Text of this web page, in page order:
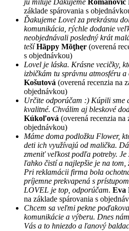
ju miluje Ďakujeme Romanovic
základe spárovania s
Ďakujeme Lovel za prekrásnu
komunikácia, rýchle dodanie
neobjednávali posledný krát
tešíHãppy Mõţhęr (overená
s objednávkou)
Lovel je láska. Krásne vecičky,
izbičkám tu správnu atmosféru
Košutová (overená recenzia na
objednávkou)
Určite odporúčam :) Kúpili sme
kvalitné. Chválim aj bleskové
Kúkoľová (overená recenzia na
objednávkou)
Máme doma podložku Flower,
deti ich využívajú od malička.
zmeniť veľkost podľa potreby.
ľahko čistí a najlepšie je na tom,
Pri reklamácii firma bola
príjemne prekvapená s
LOVEL je top, odporúčam. Eva
na základe spárovania s
Chcem sa veľmi pekne
komunikácie a výberu. Dnes
Vás a to hniezdo a ľanový